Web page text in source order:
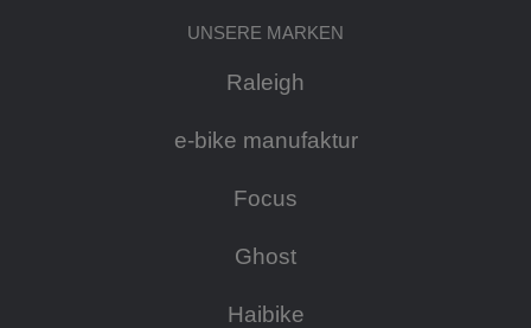
UNSERE MARKEN
Raleigh
e-bike manufaktur
Focus
Ghost
Haibike